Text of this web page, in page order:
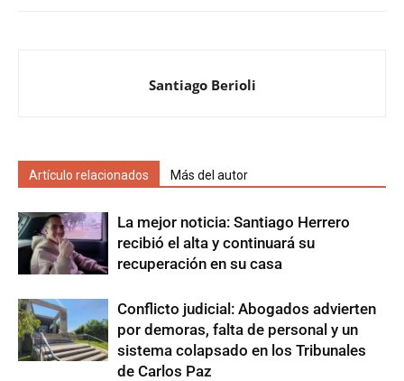
Santiago Berioli
Artículo relacionados Más del autor
La mejor noticia: Santiago Herrero
recibió el alta y continuará su
recuperación en su casa
Conflicto judicial: Abogados advierten
por demoras, falta de personal y un
sistema colapsado en los Tribunales
de Carlos Paz